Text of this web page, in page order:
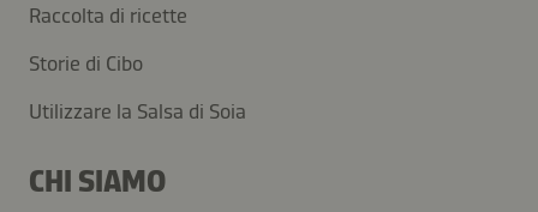
Raccolta di ricette
Storie di Cibo
Utilizzare la Salsa di Soia
CHI SIAMO